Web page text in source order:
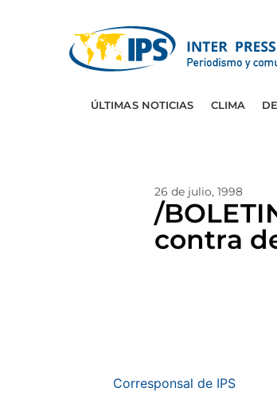
ÚLTIMAS NOTICIAS CLIMA
26 de julio, 1998
/
contra
Corresponsal de IPS